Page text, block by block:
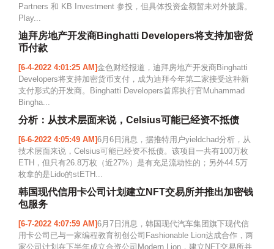
Partners 和 KB Investment 参投，但具体投资金额暂未对外披露。
Play...
迪拜房地产开发商Binghatti Developers将支持加密货
币付款
[6-4-2022 4:01:25 AM]金色财经报道，迪拜房地产开发商Binghatti
Developers将支持加密货币支付，成为迪拜今年第二家接受这种新
支付形式的开发商。Binghatti Developers首席执行官Muhammad
Bingha...
分析：从技术层面来说，Celsius可能已经资不抵债
[6-6-2022 4:05:49 AM]6月6日消息，据推特用户yieldchad分析，从
技术层面来说，Celsius可能已经资不抵债。该项目一共有100万枚
ETH，但只有26.8万枚（近27%）是有充足流动性的；另外44.5万
枚拿的是Lido的stETH...
韩国现代信用卡公司计划建立NFT交易所并推出加密钱
包服务
[6-7-2022 4:07:59 AM]6月7日消息，韩国现代汽车集团旗下现代信
用卡公司已与一家编程教育初创公司Fashionable Lion达成合作，两
家公司计划在下半年成立合资公司Modern Lion，建立NFT交易所并